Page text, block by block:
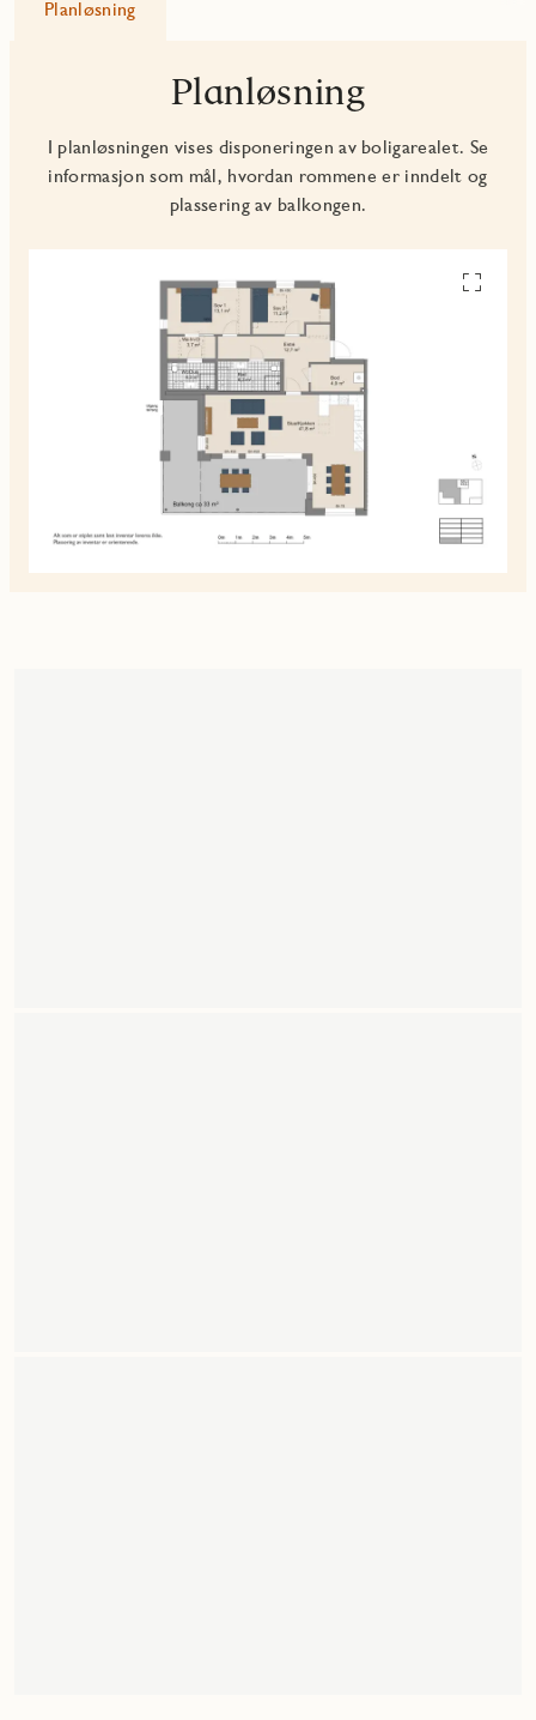
Planløsning
Planløsning
I planløsningen vises disponeringen av boligarealet. Se
informasjon som mål, hvordan rommene er inndelt og
plassering av balkongen.
Se